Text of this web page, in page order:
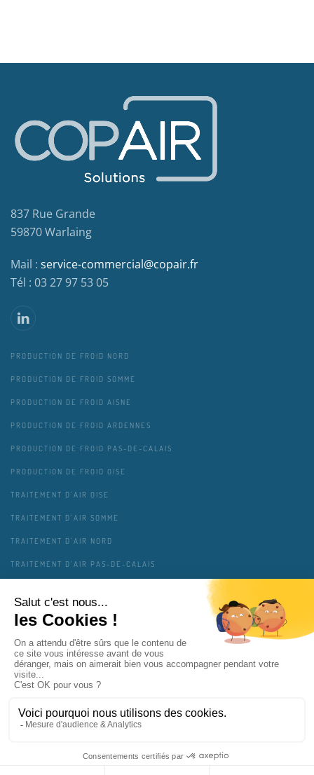
837 Rue Grande
59870 Warlaing
Mail : service-commercial@copair.fr
Tél : 03 27 97 53 05
PRODUCTION DE FROID NORD
PRODUCTION DE FROID SOMME
PRODUCTION DE FROID AISNE
PRODUCTION DE FROID ARDENNES
PRODUCTION DE FROID PAS-DE-CALAIS
PRODUCTION DE FROID OISE
TRAITEMENT D'AIR OISE
TRAITEMENT D'AIR SOMME
TRAITEMENT D'AIR NORD
TRAITEMENT D'AIR PAS-DE-CALAIS
GESTION DES COOKIES
VIE PRIVÉE
COPAIR SOLUTIONS INTERVIENT PRÈS DE CHEZ VOUS
MAJ 01/2025 - RETROUVEZ NOUS ÉGALEMENT SURCOPAIR.FR